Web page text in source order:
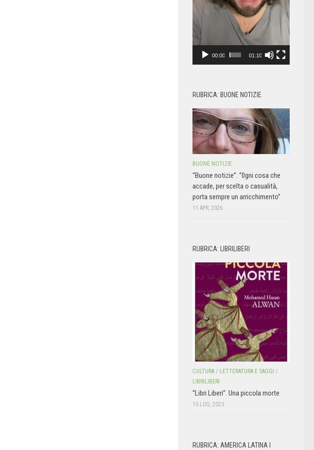
00:00 01:10
RUBRICA: BUONE NOTIZIE
BUONE NOTIZIE
“Buone notizie”. “0gni cosa che
accade, per scelta o casualità,
porta sempre un arricchimento”
11 APR, 2026
RUBRICA: LIBRILIBERI
CULTURA / LETTERATURA E SAGGI /
LIBRILIBERI
“Libri Liberi”. Una piccola morte
15 LUG, 2025
RUBRICA: AMERICA LATINA I